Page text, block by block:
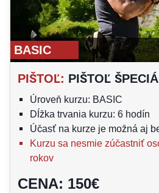
BASIC
PIŠTOĽ: PIŠTOĽ
Úroveň kurzu: BASIC
Dĺžka trvania kurzu: 6 hodín
Účasť na kurze je možná aj
Kurzu sa nesmie zúčastniť
rokov
CENA: 150€